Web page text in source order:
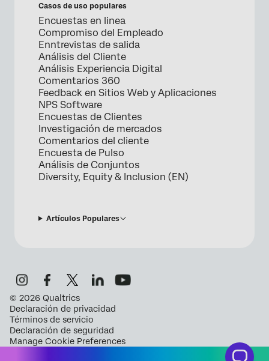
Casos de uso populares
Encuestas en linea
Compromiso del Empleado
Enntrevistas de salida
Análisis del Cliente
Análisis Experiencia Digital
Comentarios 360
Feedback en Sitios Web y Aplicaciones
NPS Software
Encuestas de Clientes
Investigación de mercados
Comentarios del cliente
Encuesta de Pulso
Análisis de Conjuntos
Diversity, Equity & Inclusion (EN)
Artículos Populares
© 2026 Qualtrics
Declaración de privacidad
Términos de servicio
Declaración de seguridad
Manage Cookie Preferences